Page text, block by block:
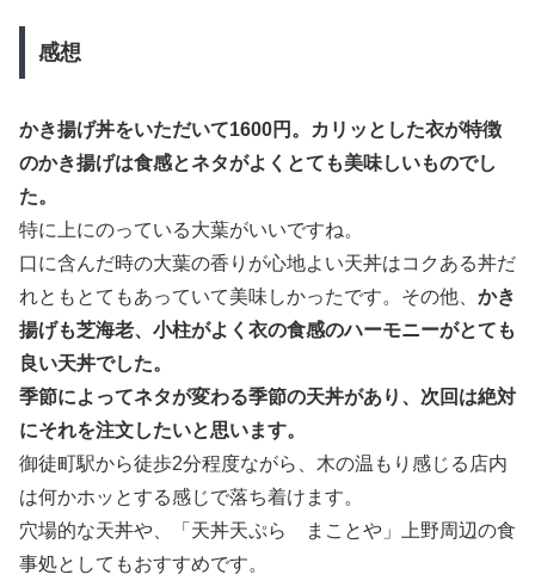
感想
かき揚げ丼をいただいて1600円。カリッとした衣が特徴
のかき揚げは食感とネタがよくとても美味しいものでし
た。
特に上にのっている大葉がいいですね。
口に含んだ時の大葉の香りが心地よい天丼はコクある丼だ
れともとてもあっていて美味しかったです。その他、 かき
揚げも芝海老、小柱がよく衣の食感のハーモニーがとても
良い天丼でした。
季節によってネタが変わる季節の天丼があり、次回は絶対
にそれを注文したいと思います。
御徒町駅から徒歩2分程度ながら、木の温もり感じる店内
は何かホッとする感じで落ち着けます。
穴場的な天丼や、「天丼天ぷら まことや」上野周辺の食
事処としてもおすすめです。